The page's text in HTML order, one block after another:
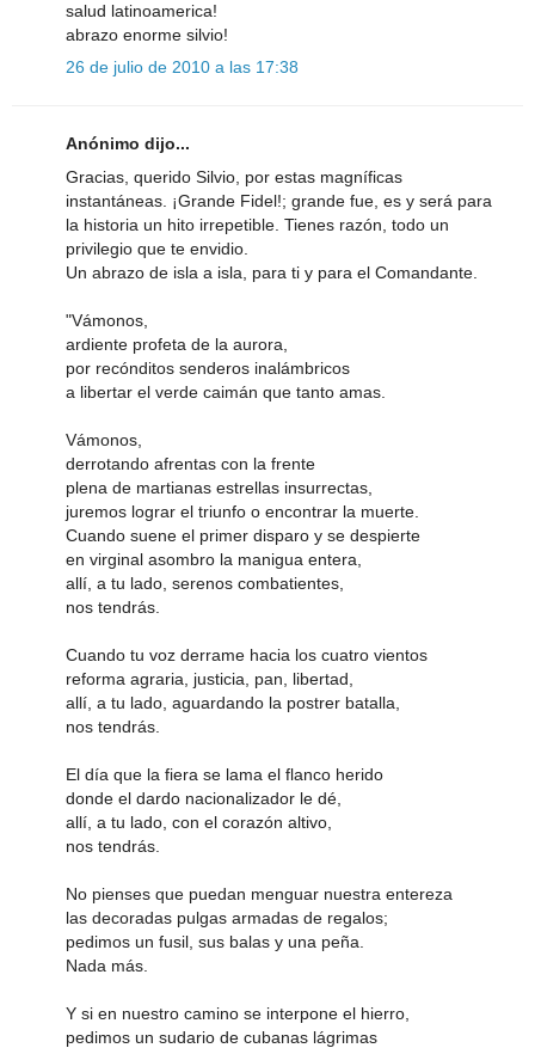
salud latinoamerica!
abrazo enorme silvio!
26 de julio de 2010 a las 17:38
Anónimo dijo...
Gracias, querido Silvio, por estas magníficas
instantáneas. ¡Grande Fidel!; grande fue, es y será para
la historia un hito irrepetible. Tienes razón, todo un
privilegio que te envidio.
Un abrazo de isla a isla, para ti y para el Comandante.
"Vámonos,
ardiente profeta de la aurora,
por recónditos senderos inalámbricos
a libertar el verde caimán que tanto amas.
Vámonos,
derrotando afrentas con la frente
plena de martianas estrellas insurrectas,
juremos lograr el triunfo o encontrar la muerte.
Cuando suene el primer disparo y se despierte
en virginal asombro la manigua entera,
allí, a tu lado, serenos combatientes,
nos tendrás.
Cuando tu voz derrame hacia los cuatro vientos
reforma agraria, justicia, pan, libertad,
allí, a tu lado, aguardando la postrer batalla,
nos tendrás.
El día que la fiera se lama el flanco herido
donde el dardo nacionalizador le dé,
allí, a tu lado, con el corazón altivo,
nos tendrás.
No pienses que puedan menguar nuestra entereza
las decoradas pulgas armadas de regalos;
pedimos un fusil, sus balas y una peña.
Nada más.
Y si en nuestro camino se interpone el hierro,
pedimos un sudario de cubanas lágrimas